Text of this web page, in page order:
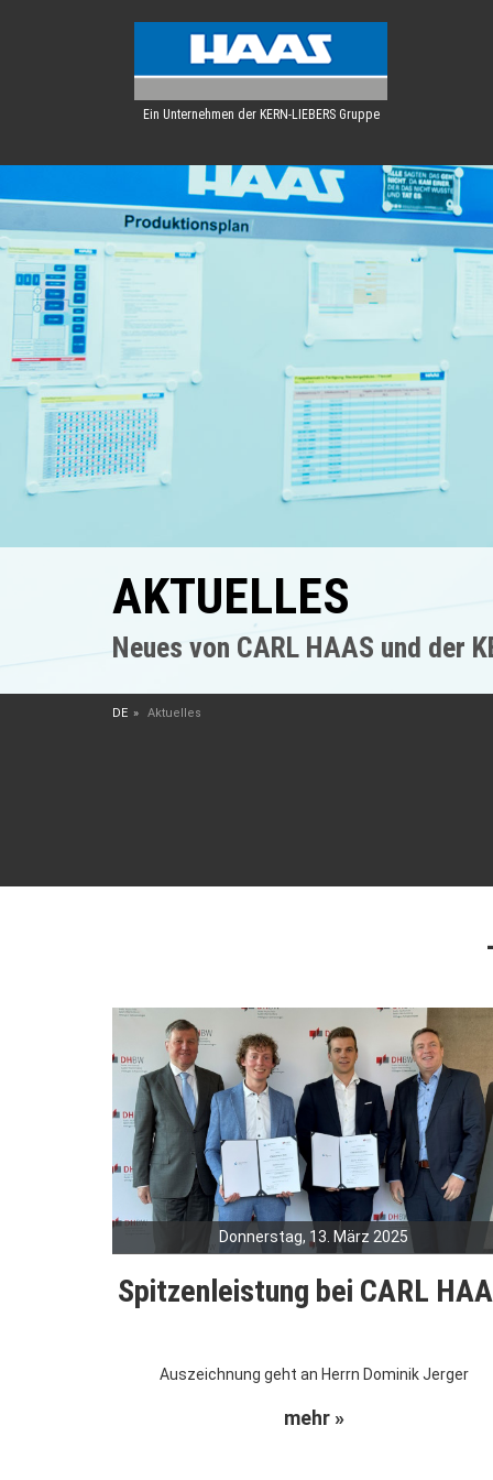
Ein Unternehmen der KERN-LIEBERS Gruppe
AKTUELLES
Neues von CARL HAAS und der
DE Aktuelles
Donnerstag, 13. März 2025
Spitzenleistung bei CARL
Auszeichnung geht an Herrn Dominik Jerger
mehr »